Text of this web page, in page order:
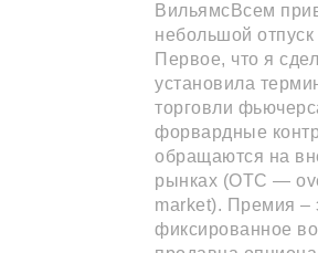
ВильямсВсем
небольшой отпуск
Первое, что я
установила
торговли
форвардные
обращаются на
рынках (OTC —
market). Премия –
фиксированное